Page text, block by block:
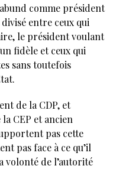
comme président
entre ceux qui
le président voulant
fidèle et ceux qui
sans toutefois
de la CDP, et
CEP et ancien
pas cette
pas face à ce qu’il
volonté de l’autorité